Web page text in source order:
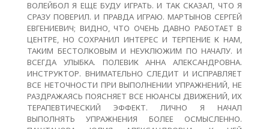
ВОЛЕЙБОЛ Я ЕЩЕ БУДУ ИГРАТЬ. И ТАК СКАЗАЛ, ЧТО Я
СРАЗУ ПОВЕРИЛ. И ПРАВДА ИГРАЮ. МАРТЫНОВ СЕРГЕЙ
ЕВГЕНИЕВИЧ; ВИДНО, ЧТО ОЧЕНЬ ДАВНО РАБОТАЕТ В
ЦЕНТРЕ, НО СОХРАНИЛ ИНТЕРЕС И ТЕРПЕНИЕ К НАМ,
ТАКИМ БЕСТОЛКОВЫМ И НЕУКЛЮЖИМ ПО НАЧАЛУ. И
ВСЕГДА УЛЫБКА. ПОЛЕВИК АННА АЛЕКСАНДРОВНА.
ИНСТРУКТОР. ВНИМАТЕЛЬНО СЛЕДИТ И ИСПРАВЛЯЕТ
ВСЕ НЕТОЧНОСТИ ПРИ ВЫПОЛНЕНИИ УПРАЖНЕНИЙ, НЕ
РАЗДРАЖАЯСЬ ПОЯСНЯЕТ ВСЕ НЮАНСЫ ДВИЖЕНИЙ, ИХ
ТЕРАПЕВТИЧЕСКИЙ ЭФФЕКТ. ЛИЧНО Я НАЧАЛ
ВЫПОЛНЯТЬ УПРАЖНЕНИЯ БОЛЕЕ ОСМЫСЛЕННО.